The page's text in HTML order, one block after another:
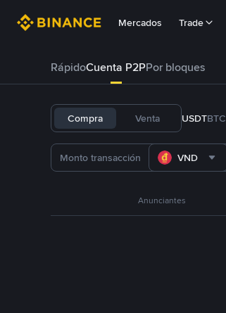
Mercados Trade
RápidoCuenta P2PPor bloques
Compra Venta USDTBTC
VND
Anunciantes